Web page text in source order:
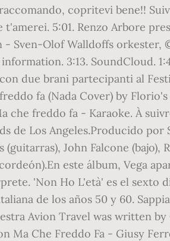
copritevi bene!!
5:01. Renzo Arbore
Sven-Olof Walldoffs orkester,
3:13. SoundCloud.
due brani partecipanti al
fa (Nada Cover) by
che freddo fa - Karaoke. À
de Los Angeles.Producido por
John Falcone (bajo),
este álbum, Vega
'Non Ho L'età' es el sexto
de los años 50 y 60.
Avion Travel was written
Ma Che Freddo Fa - Giusy